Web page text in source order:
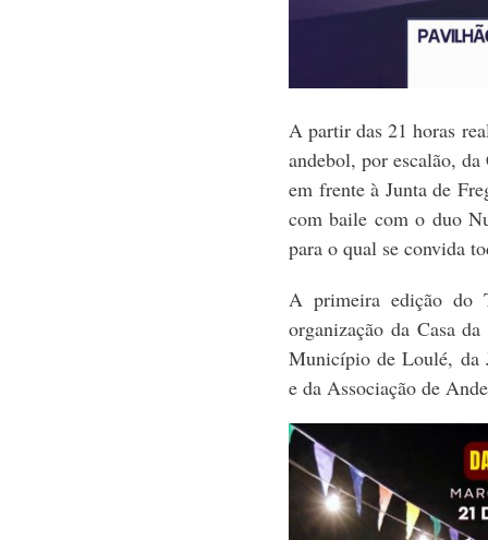
A partir das 21 horas
andebol, por escalão,
em frente à Junta de
com baile com o duo
para o qual se convida
A primeira edição do
organização da Casa
Município de Loulé, da
e da Associação de